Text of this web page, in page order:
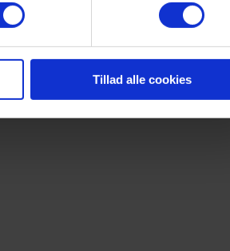
Tillad alle cookies